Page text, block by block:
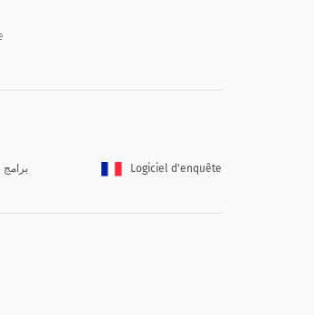
Logiciel d'enquête